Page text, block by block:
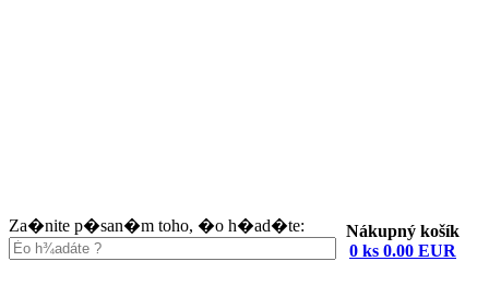
Za�nite p�san�m toho, �o h�ad�te:
Nákupný košík
0 ks 0.00 EUR